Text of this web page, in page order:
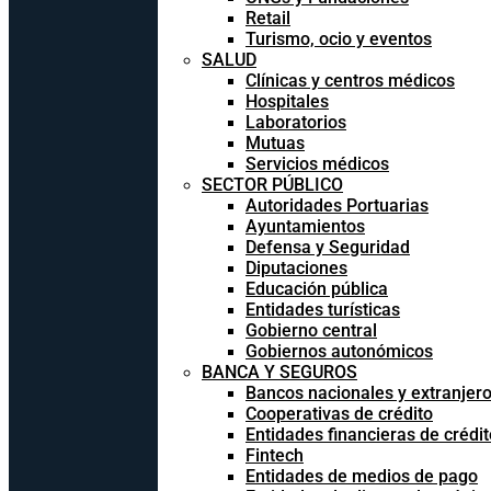
Retail
Turismo, ocio y eventos
SALUD
Clínicas y centros médicos
Hospitales
Laboratorios
Mutuas
Servicios médicos
SECTOR PÚBLICO
Autoridades Portuarias
Ayuntamientos
Defensa y Seguridad
Diputaciones
Educación pública
Entidades turísticas
Gobierno central
Gobiernos autonómicos
BANCA Y SEGUROS
Bancos nacionales y
Cooperativas de crédito
Entidades financieras de
Fintech
Entidades de medios de pago